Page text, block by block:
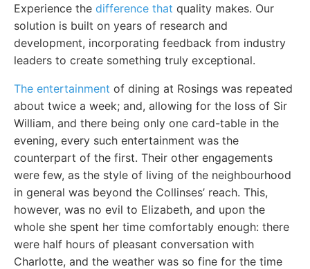
Experience the difference that quality makes. Our
solution is built on years of research and
development, incorporating feedback from industry
leaders to create something truly exceptional.
The entertainment of dining at Rosings was repeated
about twice a week; and, allowing for the loss of Sir
William, and there being only one card-table in the
evening, every such entertainment was the
counterpart of the first. Their other engagements
were few, as the style of living of the neighbourhood
in general was beyond the Collinses’ reach. This,
however, was no evil to Elizabeth, and upon the
whole she spent her time comfortably enough: there
were half hours of pleasant conversation with
Charlotte, and the weather was so fine for the time